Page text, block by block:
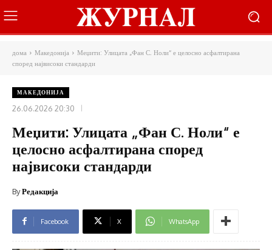
дома Македонија
Меџити: Улицата „Фан С. Ноли“ е целосно асфалтирана
според највисоки стандарди
МАКЕДОНИЈА
26.06.2026 20:30
Меџити: Улицата „Фан С. Ноли“ е
целосно асфалтирана според
највисоки стандарди
ByРедакција
Facebook X WhatsApp